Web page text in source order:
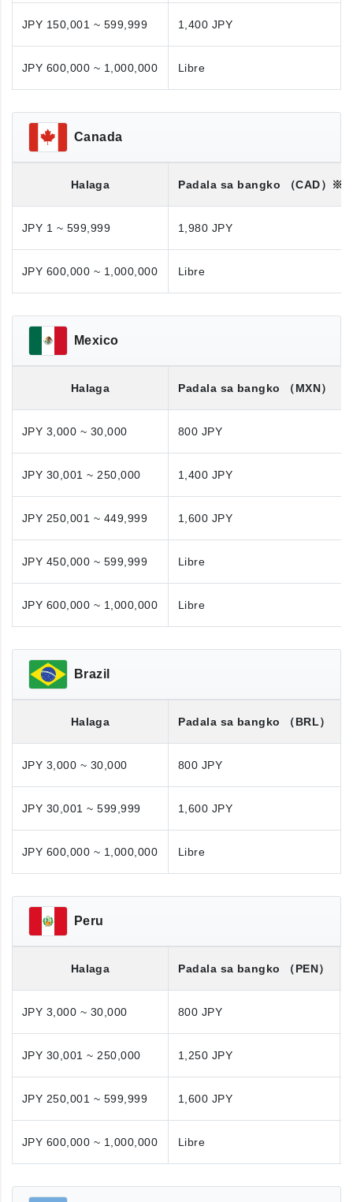
JPY 150,001 ~ 599,999 1,400 JPY
JPY 600,000 ~ 1,000,000 Libre
Canada
Halaga Padala sa bangko （CAD）※
JPY 1 ~ 599,999 1,980 JPY
JPY 600,000 ~ 1,000,000 Libre
Mexico
Halaga Padala sa bangko （MXN）
JPY 3,000 ~ 30,000 800 JPY
JPY 30,001 ~ 250,000 1,400 JPY
JPY 250,001 ~ 449,999 1,600 JPY
JPY 450,000 ~ 599,999 Libre
JPY 600,000 ~ 1,000,000 Libre
Brazil
Halaga Padala sa bangko （BRL）
JPY 3,000 ~ 30,000
800 JPY
JPY 30,001 ~ 599,999
1,600 JPY
JPY 600,000 ~ 1,000,000 Libre
Peru
Halaga Padala sa bangko （PEN）
JPY 3,000 ~ 30,000 800 JPY
JPY 30,001 ~ 250,000 1,250 JPY
JPY 250,001 ~ 599,999 1,600 JPY
JPY 600,000 ~ 1,000,000 Libre